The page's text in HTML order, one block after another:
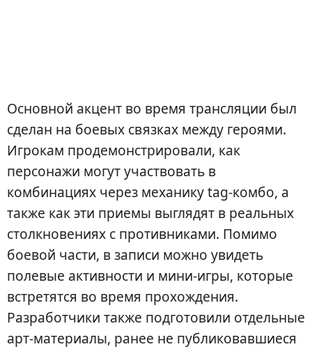
Основной акцент во время трансляции был
сделан на боевых связках между героями.
Игрокам продемонстрировали, как
персонажи могут участвовать в
комбинациях через механику tag-комбо, а
также как эти приемы выглядят в реальных
столкновениях с противниками. Помимо
боевой части, в записи можно увидеть
полевые активности и мини-игры, которые
встретятся во время прохождения.
Разработчики также подготовили отдельные
арт-материалы, ранее не публиковавшиеся